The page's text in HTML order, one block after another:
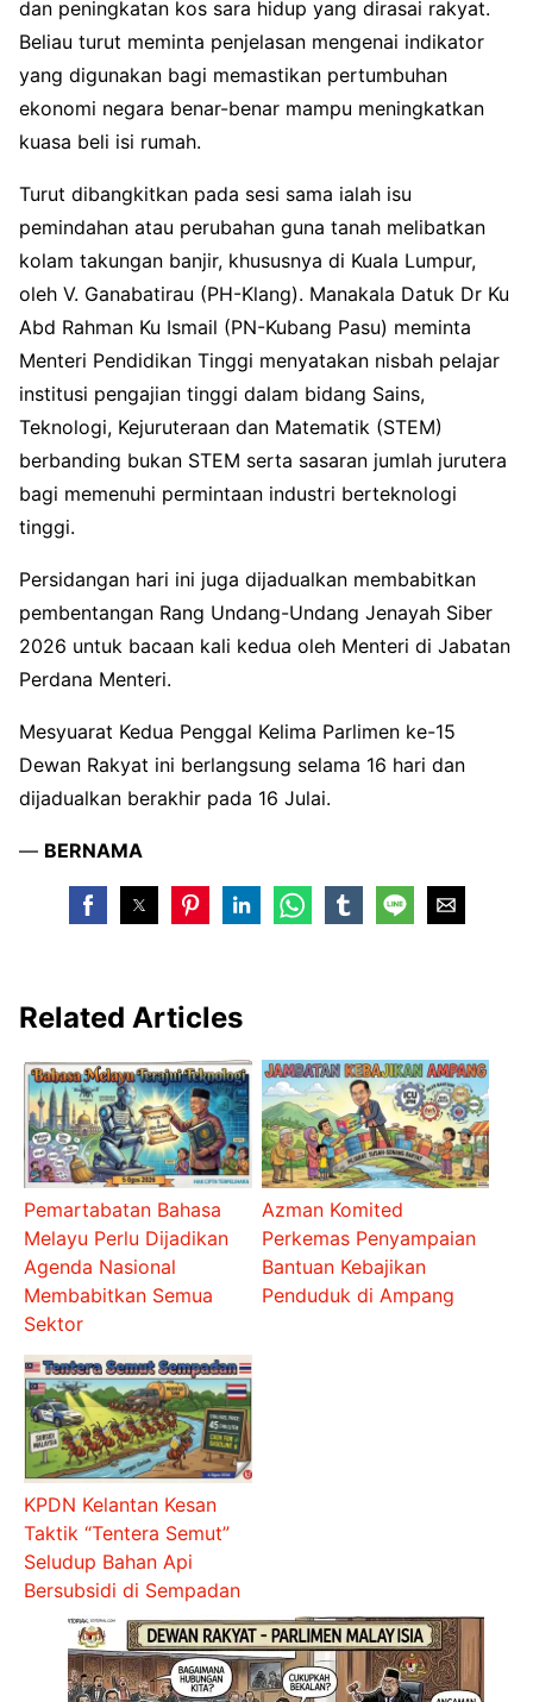
dan peningkatan kos sara hidup yang dirasai rakyat.
Beliau turut meminta penjelasan mengenai indikator
yang digunakan bagi memastikan pertumbuhan
ekonomi negara benar-benar mampu meningkatkan
kuasa beli isi rumah.
Turut dibangkitkan pada sesi sama ialah isu
pemindahan atau perubahan guna tanah melibatkan
kolam takungan banjir, khususnya di Kuala Lumpur,
oleh V. Ganabatirau (PH-Klang). Manakala Datuk Dr Ku
Abd Rahman Ku Ismail (PN-Kubang Pasu) meminta
Menteri Pendidikan Tinggi menyatakan nisbah pelajar
institusi pengajian tinggi dalam bidang Sains,
Teknologi, Kejuruteraan dan Matematik (STEM)
berbanding bukan STEM serta sasaran jumlah jurutera
bagi memenuhi permintaan industri berteknologi
tinggi.
Persidangan hari ini juga dijadualkan membabitkan
pembentangan Rang Undang-Undang Jenayah Siber
2026 untuk bacaan kali kedua oleh Menteri di Jabatan
Perdana Menteri.
Mesyuarat Kedua Penggal Kelima Parlimen ke-15
Dewan Rakyat ini berlangsung selama 16 hari dan
dijadualkan berakhir pada 16 Julai.
— BERNAMA
Related Articles
Pemartabatan Bahasa
Melayu Perlu Dijadikan
Agenda Nasional
Membabitkan Semua
Sektor
Azman Komited
Perkemas Penyampaian
Bantuan Kebajikan
Penduduk di Ampang
KPDN Kelantan Kesan
Taktik “Tentera Semut”
Seludup Bahan Api
Bersubsidi di Sempadan